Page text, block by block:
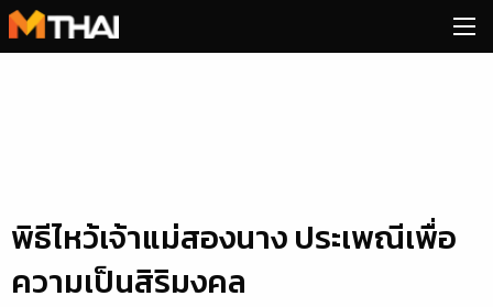
Skip
to
พิธีไหว้เจ้าแม่สองนาง ประเพณีเพื่อ
ความเป็นสิริมงคล